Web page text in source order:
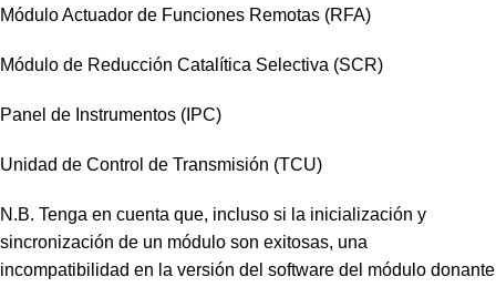
Módulo Actuador de Funciones Remotas (RFA)
Módulo de Reducción Catalítica Selectiva (SCR)
Panel de Instrumentos (IPC)
Unidad de Control de Transmisión (TCU)
N.B. Tenga en cuenta que, incluso si la inicialización y
sincronización de un módulo son exitosas, una
incompatibilidad en la versión del software del módulo donante